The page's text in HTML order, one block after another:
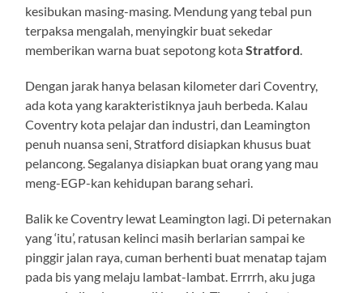
kesibukan masing-masing. Mendung yang tebal pun
terpaksa mengalah, menyingkir buat sekedar
memberikan warna buat sepotong kotaStratford
Dengan jarak hanya belasan kilometer dari Coventry,
ada kota yang karakteristiknya jauh berbeda. Kalau
Coventry kota pelajar dan industri, dan Leamington
penuh nuansa seni, Stratford disiapkan khusus buat
pelancong. Segalanya disiapkan buat orang yang mau
meng-EGP-kan kehidupan barang sehari.
Balik ke Coventry lewat Leamington lagi. Di peternakan
yang ‘itu’, ratusan kelinci masih berlarian sampai ke
pinggir jalan raya, cuman berhenti buat menatap tajam
pada bis yang melaju lambat-lambat. Errrrh, aku juga